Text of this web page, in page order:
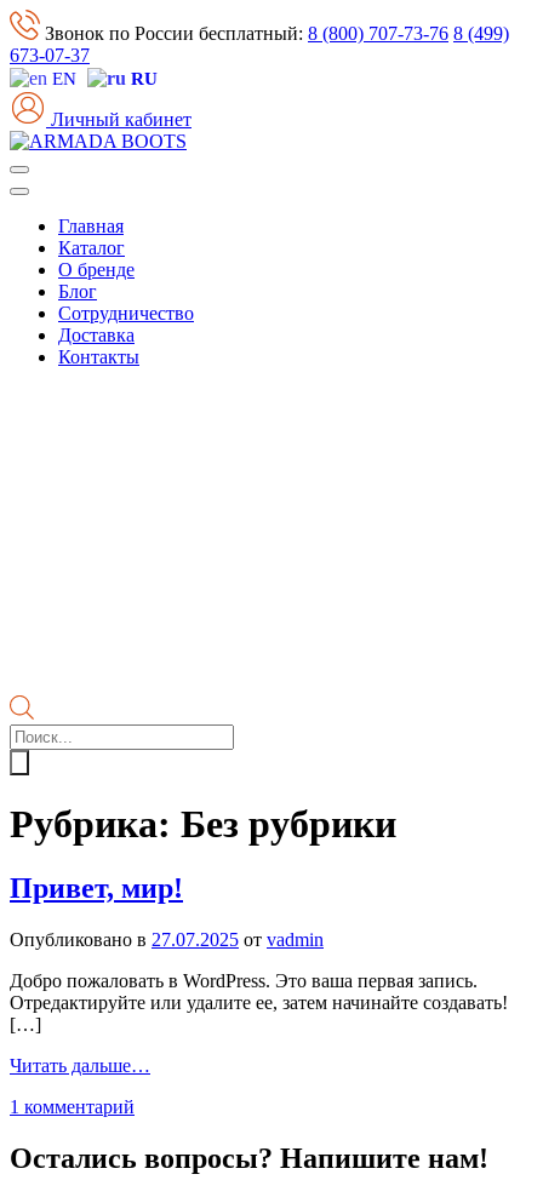
Звонок по России бесплатный: 8 (800) 707-73-76 8 (499)
673-07-37
EN RU
Личный кабинет
Главная
Каталог
О бренде
Блог
Сотрудничество
Доставка
Контакты
Поиск
товаров
Рубрика: Без рубрики
Привет, мир!
Опубликовано в 27.07.2025 от vadmin
Добро пожаловать в WordPress. Это ваша первая запись.
Отредактируйте или удалите ее, затем начинайте создавать!
[…]
Читать дальше…
1 комментарий
мир!
Остались вопросы? Напишите нам!